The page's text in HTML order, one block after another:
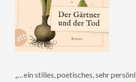
„…ein stilles, poetisches, sehr